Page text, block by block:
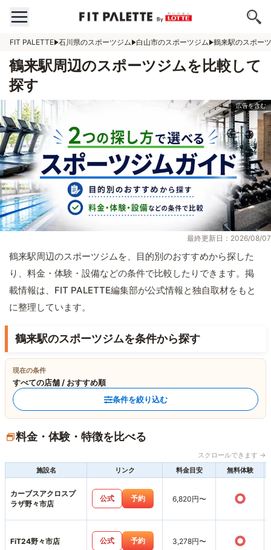
FIT PALETTE 石川県のスポーツジム 白山市のスポーツジム 鶴来駅のスポー
鶴来駅周辺のスポーツジムを比較して
探す
最終更新日：2026/08/07
鶴来駅周辺のスポーツジムを、目的別のおすすめから探した
り、料金・体験・設備などの条件で比較したりできます。掲
載情報は、FIT PALETTE編集部が公式情報と独自取材をもと
に整理しています。
鶴来駅のスポーツジムを条件から探す
現在の条件
すべての店舗 / おすすめ順
条件を絞り込む
料金・体験・特徴を比べる
スクロールできます →
施設名
リンク 料金目安 無料体験
カーブスアクロスプ
ラザ野々市店
公式 予約 6,820円〜 ○
FiT24野々市店 公式 予約 3,278円〜 ○